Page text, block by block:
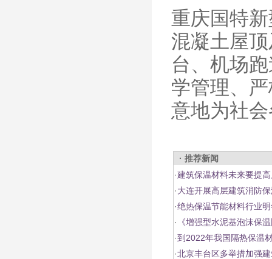
重庆国特
混凝土屋
台、机场
学管理、
意地为社
· 推荐新闻
·建筑保温材料未来要提
·大连开展高层建筑消防
·绝热保温节能材料行业
·
《增强型水泥基泡沫保
·到2022年我国隔热保温
·北京丰台区多举措加强